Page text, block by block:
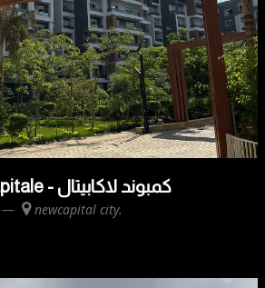
La Capitale - كمبوند لاكابيتال
newcapital city.